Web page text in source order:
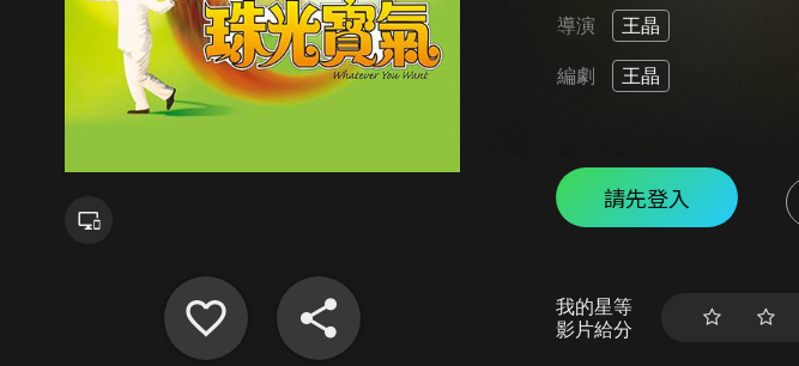
導演 王晶
編劇 王晶
請先登入
我的星等
影片給分